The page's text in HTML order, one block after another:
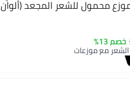
سم، موزع محمول للشعر المجعد (ألوان
خصم 13%